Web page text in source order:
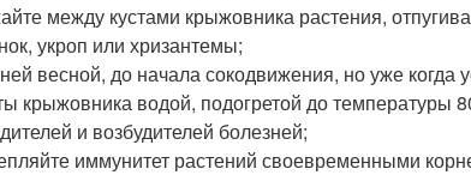
между кустами крыжовника растения,
укроп или хризантемы;
весной, до начала сокодвижения, но уже когда
крыжовника водой, подогретой до температуры
и возбудителей болезней;
иммунитет растений своевременными